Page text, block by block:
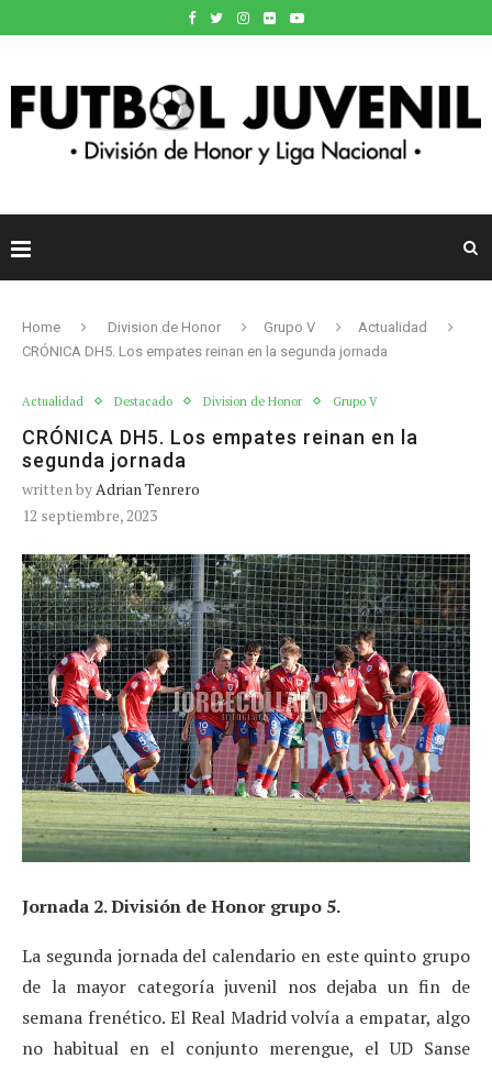
Home Division de Honor Grupo V
Actualidad
CRÓNICA DH5. Los empates reinan en la segunda jornada
Actualidad Destacado Division de Honor Grupo V
CRÓNICA DH5. Los empates reinan en la
segunda jornada
written byAdrian Tenrero
12 septiembre, 2023
Jornada 2. División de Honor grupo 5.
La segunda jornada del calendario en este quinto grupo
de la mayor categoría juvenil nos dejaba un fin de
semana frenético. El Real Madrid volvía a empatar, algo
no habitual en el conjunto merengue, el UD Sanse